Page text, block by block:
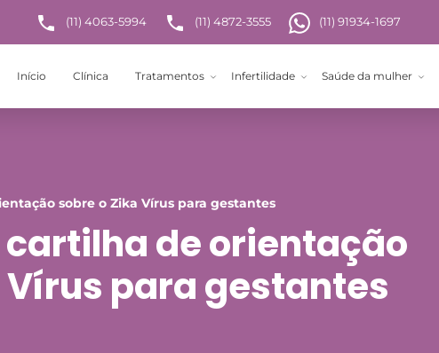
(11) 4063-5994 (11) 4872-3555 (11) 91934-1697
Início Clínica Tratamentos Infertilidade Saúde da mulher
sobre o Zika Vírus para gestantes
cartilha de orientação
Vírus para gestantes